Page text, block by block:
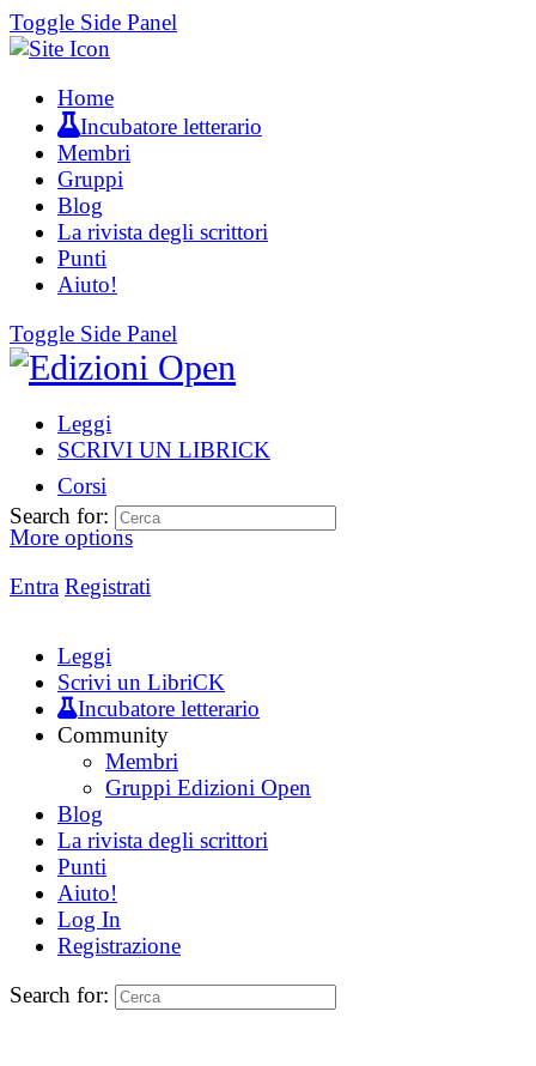
Toggle Side Panel
Home
Incubatore letterario
Membri
Gruppi
Blog
La rivista degli scrittori
Punti
Aiuto!
Toggle Side Panel
Leggi
SCRIVI UN LIBRICK
Corsi
More options
Entra Registrati
Search for:
Leggi
Scrivi un LibriCK
Incubatore letterario
Community
Membri
Gruppi Edizioni Open
Blog
La rivista degli scrittori
Punti
Aiuto!
Log In
Registrazione
Search for: